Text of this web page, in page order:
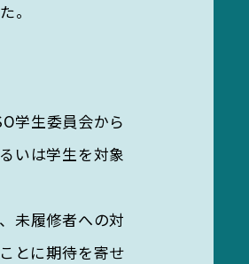
。
学生委員会から
いは学生を対象
未履修者への対
とに期待を寄せ